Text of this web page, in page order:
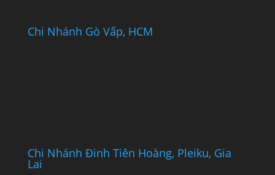
Chi Nhánh Gò Vấp, HCM
Chi Nhánh Đinh Tiên Hoàng, Pleiku, Gia
Lai